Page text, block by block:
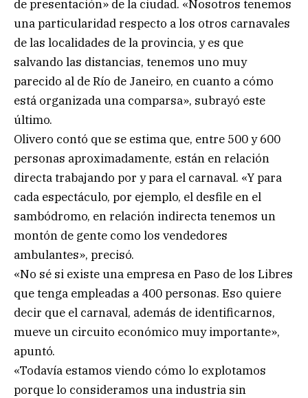
de presentación» de la ciudad. «Nosotros tenemos
una particularidad respecto a los otros carnavales
de las localidades de la provincia, y es que
salvando las distancias, tenemos uno muy
parecido al de Río de Janeiro, en cuanto a cómo
está organizada una comparsa», subrayó este
último.
Olivero contó que se estima que, entre 500 y 600
personas aproximadamente, están en relación
directa trabajando por y para el carnaval. «Y para
cada espectáculo, por ejemplo, el desfile en el
sambódromo, en relación indirecta tenemos un
montón de gente como los vendedores
ambulantes», precisó.
«No sé si existe una empresa en Paso de los Libres
que tenga empleadas a 400 personas. Eso quiere
decir que el carnaval, además de identificarnos,
mueve un circuito económico muy importante»,
apuntó.
«Todavía estamos viendo cómo lo explotamos
porque lo consideramos una industria sin